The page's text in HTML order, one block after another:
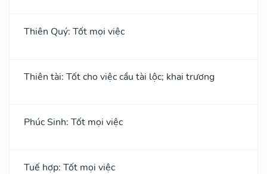
Thiên Quý: Tốt mọi việc
Thiên tài: Tốt cho việc cầu tài lộc; khai trương
Phúc Sinh: Tốt mọi việc
Tuế hợp: Tốt mọi việc